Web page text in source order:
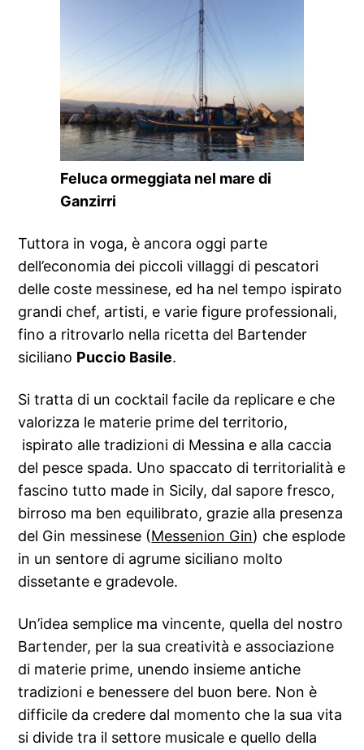
Feluca ormeggiata nel mare di
Ganzirri
Tuttora in voga, è ancora oggi parte
dell’economia dei piccoli villaggi di pescatori
delle coste messinese, ed ha nel tempo ispirato
grandi chef, artisti, e varie figure professionali,
fino a ritrovarlo nella ricetta del Bartender
siciliano Puccio Basile.
Si tratta di un cocktail facile da replicare e che
valorizza le materie prime del territorio,
ispirato alle tradizioni di Messina e alla caccia
del pesce spada. Uno spaccato di territorialità e
fascino tutto made in Sicily, dal sapore fresco,
birroso ma ben equilibrato, grazie alla presenza
del Gin messinese (Messenion Gin) che esplode
in un sentore di agrume siciliano molto
dissetante e gradevole.
Un’idea semplice ma vincente, quella del nostro
Bartender, per la sua creatività e associazione
di materie prime, unendo insieme antiche
tradizioni e benessere del buon bere. Non è
difficile da credere dal momento che la sua vita
si divide tra il settore musicale e quello della